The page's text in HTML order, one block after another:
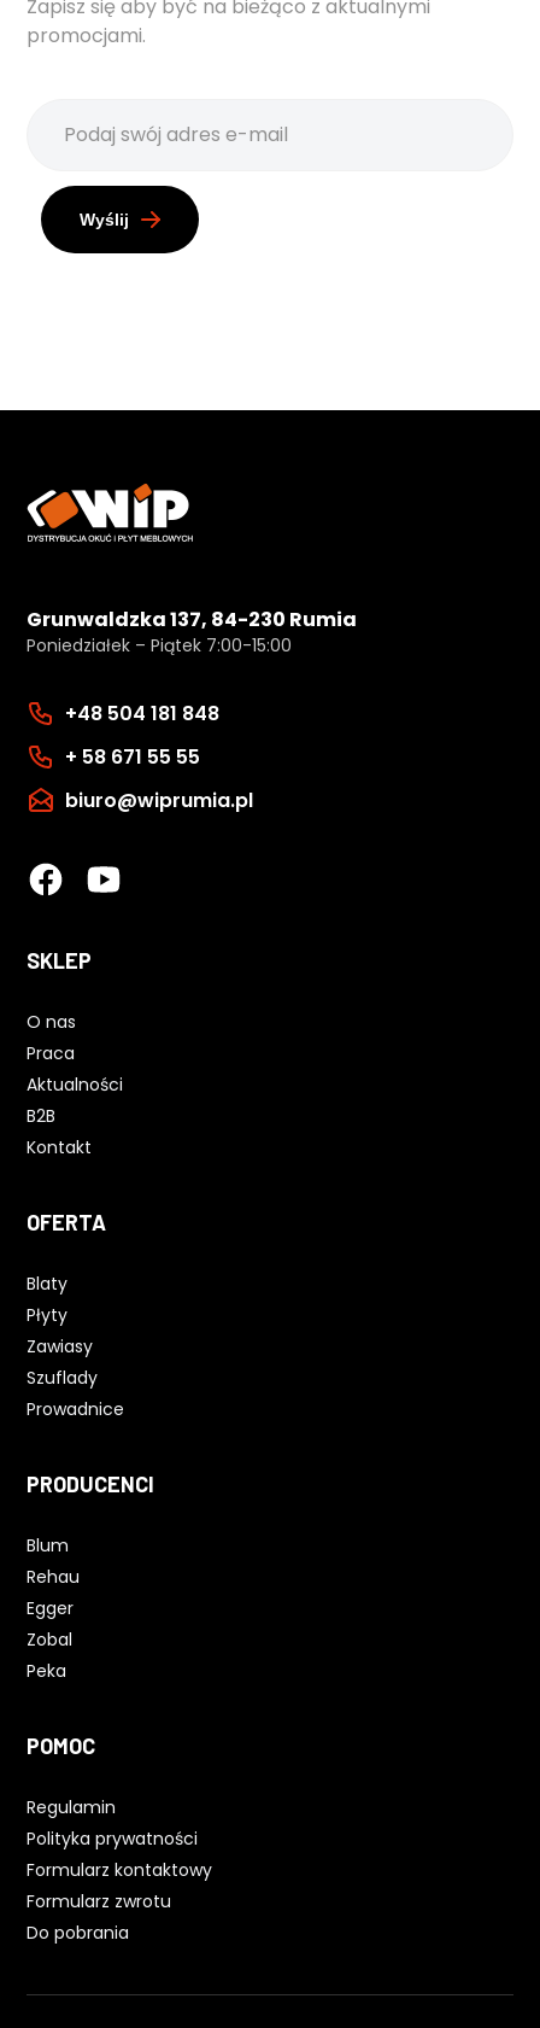
Zapisz się aby być na bieżąco z aktualnymi
promocjami.
Wyślij
Grunwaldzka 137, 84-230 Rumia
Poniedziałek – Piątek 7:00-15:00
+48 504 181 848
+ 58 671 55 55
biuro@wiprumia.pl
SKLEP
O nas
Praca
Aktualności
B2B
Kontakt
OFERTA
Blaty
Płyty
Zawiasy
Szuflady
Prowadnice
PRODUCENCI
Blum
Rehau
Egger
Zobal
Peka
POMOC
Regulamin
Polityka prywatności
Formularz kontaktowy
Formularz zwrotu
Do pobrania